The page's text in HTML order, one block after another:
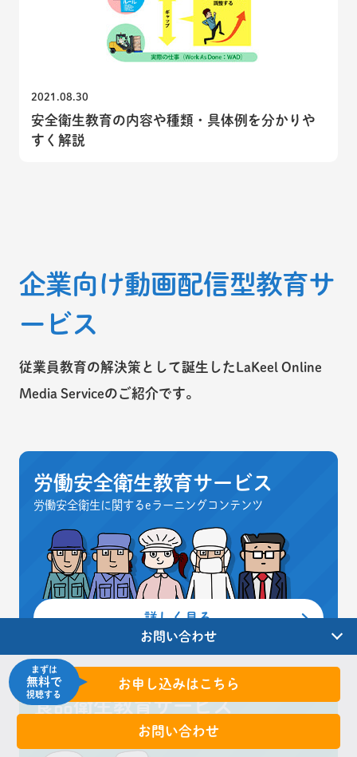
2021.08.30
安全衛生教育の内容や種類・具体例を分かりや
すく解説
企業向け動画配信型教育サ
ービス
従業員教育の解決策として誕生したLaKeel Online
Media Serviceのご紹介です。
労働安全衛生教育サービス
労働安全衛生に関するeラーニングコンテンツ
詳しく見る
食品衛生教育サービス
食品衛生に関するeラーニングコンテンツ
お問い合わせ
まずは
無料で
視聴する
お申し込みはこちら
お問い合わせ